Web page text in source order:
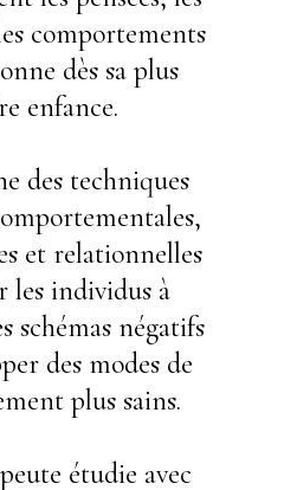
comportements
dès sa plus
enfance.
des techniques
et relationnelles
les individus à
schémas négatifs
des modes de
plus sains.
étudie avec